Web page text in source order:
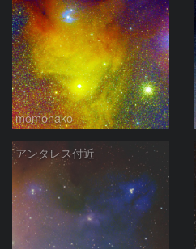
momonako
アンタレス付近